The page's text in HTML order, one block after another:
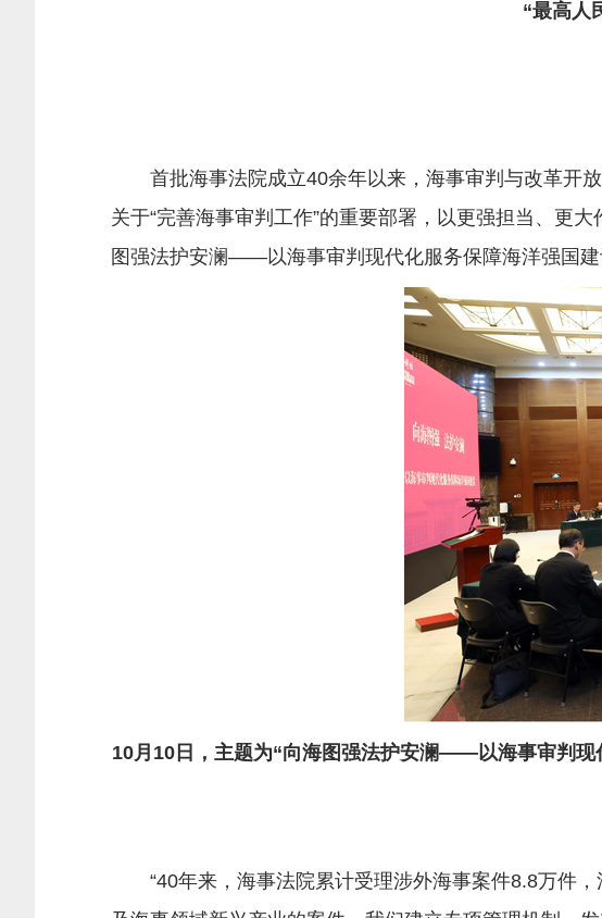
“最高人
首批海事法院成立40余年以来，海事审判与改革开放
关于“完善海事审判工作”的重要部署，以更强担当、更
图强法护安澜——以海事审判现代化服务保障海洋强国建
10月10日，主题为“向海图强法护安澜——以海事审判现
“40年来，海事法院累计受理涉外海事案件8.8万件，